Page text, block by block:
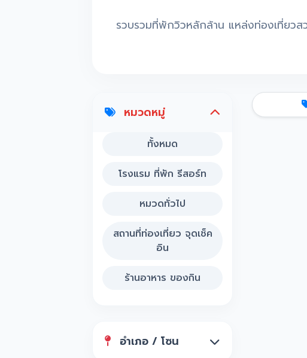
รวบรวมที่พักวิวหลักล้าน แหล่งท่องเที่ยวสว
หมวดหมู่
ทั้งหมด
โรงแรม ที่พัก รีสอร์ท
หมวดทั่วไป
สถานที่ท่องเที่ยว จุดเช็ค
อิน
ร้านอาหาร ของกิน
อำเภอ / โซน